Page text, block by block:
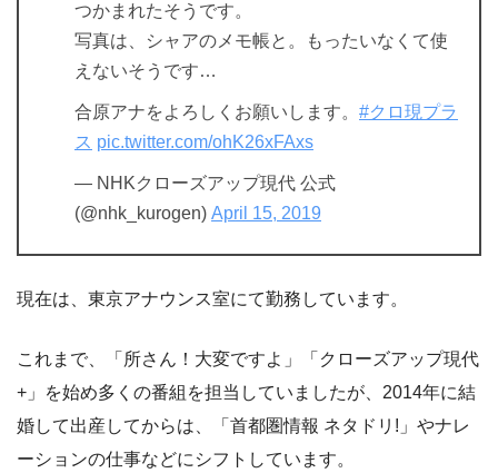
つかまれたそうです。
写真は、シャアのメモ帳と。もったいなくて使
えないそうです…
合原アナをよろしくお願いします。 #クロ現プラ
ス pic.twitter.com/ohK26xFAxs
— NHKクローズアップ現代 公式
(@nhk_kurogen) April 15, 2019
現在は、東京アナウンス室にて勤務しています。
これまで、「所さん！大変ですよ」「クローズアップ現代
+」を始め多くの番組を担当していましたが、2014年に結
婚して出産してからは、「首都圏情報 ネタドリ!」やナレ
ーションの仕事などにシフトしています。